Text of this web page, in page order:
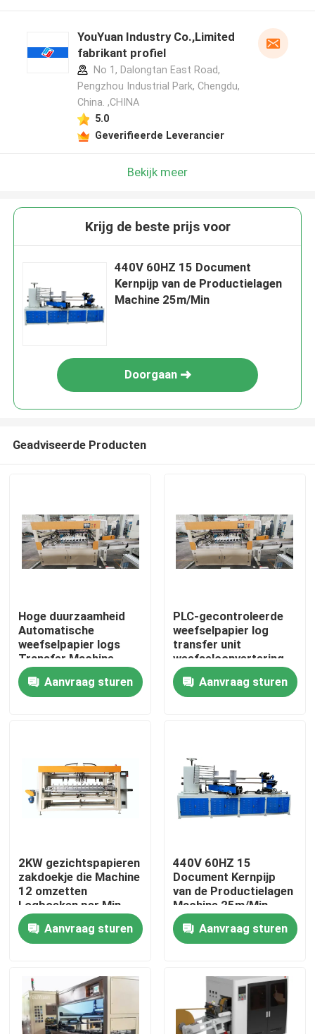
Huis
Producten
Fabrieksreis
Contacteer ons
Nieuws
Papieren zakdoekjemachine
gezichtsweefselmachine
YouYuan Industry Co.,Limited
fabrikant profiel
No 1, Dalongtan East Road,
Pengzhou Industrial Park, Chengdu,
China. ,CHINA
5.0
Geverifieerde Leverancier
Bekijk meer
Krijg de beste prijs voor
440V 60HZ 15 Document
Kernpijp van de Productielagen
Machine 25m/Min
Doorgaan
Geadviseerde Producten
Hoge duurzaamheid
Automatische
weefselpapier logs
Transfer Machine
Weefsel omzetten
Aanvraag sturen
PLC-gecontroleerde
weefselpapier log
transfer unit
weefselconvertering
machine 5-7 logs
Aanvraag sturen
2KW gezichtspapieren
zakdoekje die Machine
12 omzetten
Logboeken per Min
Aanvraag sturen
440V 60HZ 15
Document Kernpijp
van de Productielagen
Machine 25m/Min
Aanvraag sturen